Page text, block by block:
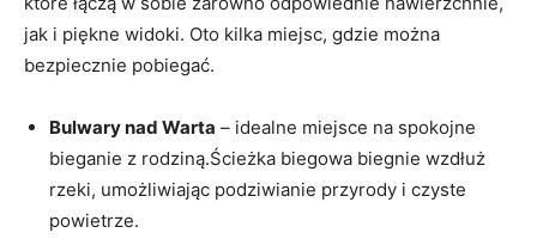
‌jak i piękne widoki. Oto kilka miejsc, ⁣gdzie można
bezpiecznie pobiegać.
Bulwary nad Warta – idealne miejsce na‌ spokojne⁢
bieganie z rodziną.Ścieżka biegowa biegnie wzdłuż
rzeki, umożliwiając⁢ podziwianie przyrody i czyste
‍powietrze.